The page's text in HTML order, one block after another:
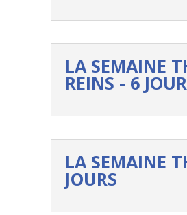
LA SEMAINE
REINS - 6
LA SEMAINE
JOURS